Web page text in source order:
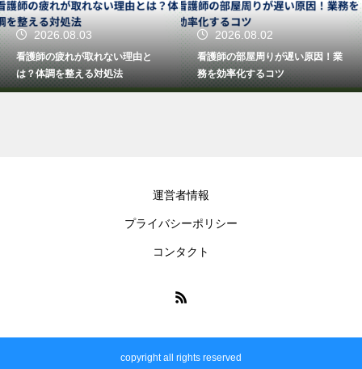
2026.08.03
看護師の疲れが取れない理由と
は？体調を整える対処法
2026.08.02
看護師の部屋周りが遅い原因！業
務を効率化するコツ
運営者情報
プライバシーポリシー
コンタクト
copyright all rights reserved